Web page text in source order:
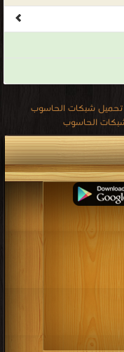
شبكات الحاسوب
الحاسوب